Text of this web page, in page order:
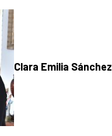
Clara Emilia Sánchez